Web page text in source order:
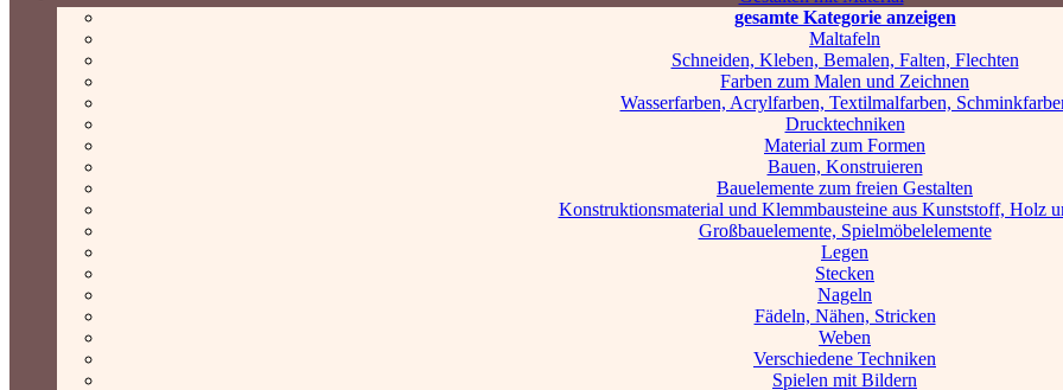
gesamte Kategorie anzeigen
Maltafeln
Schneiden, Kleben, Bemalen, Falten, Flechten
Farben zum Malen und Zeichnen
Wasserfarben, Acrylfarben, Textilmalfarben,
Drucktechniken
Material zum Formen
Bauen, Konstruieren
Bauelemente zum freien Gestalten
Konstruktionsmaterial und Klemmbausteine aus Kunststoff, Holz
Großbauelemente, Spielmöbelelemente
Legen
Stecken
Nageln
Fädeln, Nähen, Stricken
Weben
Verschiedene Techniken
Spielen mit Bildern